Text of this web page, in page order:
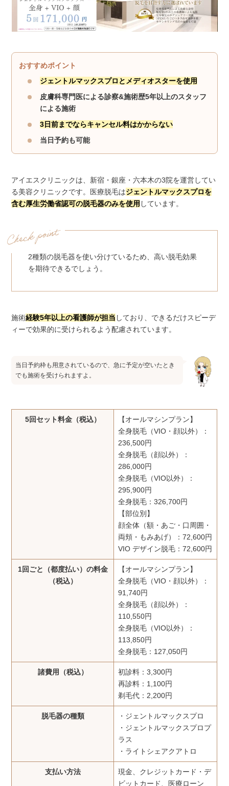
おすすめポイント
ジェントルマックスプロとメディオスターを使用
皮膚科専門医による診察&施術歴5年以上のスタッフ
による施術
3日前までならキャンセル料はかからない
当日予約も可能
アイエスクリニックは、新宿・銀座・六本木の3院を運営してい
る美容クリニックです。医療脱毛はジェントルマックスプロを
含む厚生労働省認可の脱毛器のみを使用 しています。
2種類の脱毛器を使い分けているため、高い脱毛効果
を期待できるでしょう。
施術経験5年以上の看護師が担当 しており、できるだけスピーデ
ィーで効果的に受けられるよう配慮されています。
当日予約枠も用意されているので、急に予定が空いたとき
でも施術を受けられますよ。
5回セット料金（税込）
【オールマシンプラン】
全身脱毛（VIO・顔以外）：
236,500円
全身脱毛（顔以外）：
286,000円
全身脱毛（VIO以外）：
295,900円
全身脱毛：326,700円
【部位別】
顔全体（額・あご・口周囲・
両頬・もみあげ）：72,600円
VIO デザイン脱毛：72,600円
1回ごと（都度払い）の料金
（税込）
【オールマシンプラン】
全身脱毛（VIO・顔以外）：
91,740円
全身脱毛（顔以外）：
110,550円
全身脱毛（VIO以外）：
113,850円
全身脱毛：127,050円
諸費用（税込）
初診料：3,300円
再診料：1,100円
剃毛代：2,200円
脱毛器の種類
・ジェントルマックスプロ
・ジェントルマックスプロプ
ラス
・ライトシェアクアトロ
支払い方法
現金、クレジットカード・デ
ビットカード、医療ローン